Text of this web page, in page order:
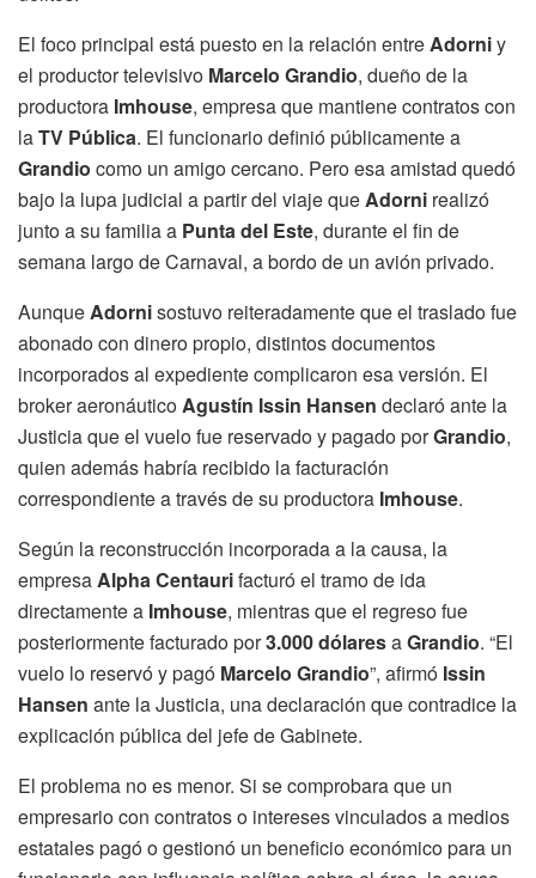
El foco principal está puesto en la relación entreAdorniy
el productor televisivo Marcelo Grandio, dueño de la
productora Imhouse, empresa que mantiene contratos con
laTV Pública. El funcionario definió públicamente a
Grandio como un amigo cercano. Pero esa amistad quedó
bajo la lupa judicial a partir del viaje queAdorni realizó
junto a su familia a Punta del Este, durante el fin de
semana largo de Carnaval, a bordo de un avión privado.
AunqueAdornisostuvo reiteradamente que el traslado fue
abonado con dinero propio, distintos documentos
incorporados al expediente complicaron esa versión. El
broker aeronáuticoAgustín Issin Hansen declaró ante la
Justicia que el vuelo fue reservado y pagado porGrandio,
quien además habría recibido la facturación
correspondiente a través de su productora Imhouse.
Según la reconstrucción incorporada a la causa, la
empresaAlpha Centaurifacturó el tramo de ida
directamente a Imhouse, mientras que el regreso fue
posteriormente facturado por3.000 dólaresaGrandio. “El
vuelo lo reservó y pagó Marcelo Grandio”, afirmó Issin
Hansen ante la Justicia, una declaración que contradice la
explicación pública del jefe de Gabinete.
El problema no es menor. Si se comprobara que un
empresario con contratos o intereses vinculados a medios
estatales pagó o gestionó un beneficio económico para un